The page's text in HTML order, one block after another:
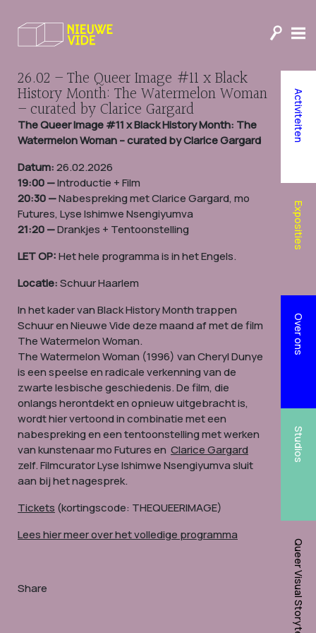
Humanity
Doneer aan Nieuwe Vide
26.02 – The Queer Image #11 x Black
History Month: The Watermelon Woman
– curated by Clarice Gargard
The Queer Image #11 x Black History Month: The
Watermelon Woman – curated by Clarice Gargard
Datum:26.02.2026
19:00 —Introductie + Film
20:30 —Nabespreking met Clarice Gargard, mo
Futures, Lyse Ishimwe Nsengiyumva
21:20 —Drankjes + Tentoonstelling
LET OP:Het hele programma is in het Engels.
Locatie:Schuur Haarlem
In het kader van Black History Month trappen
Schuur en Nieuwe Vide deze maand af met de film
The Watermelon Woman.
The Watermelon Woman (1996) van Cheryl Dunye
is een speelse en radicale verkenning van de
zwarte lesbische geschiedenis. De film, die
onlangs herontdekt en opnieuw uitgebracht is,
wordt hier vertoond in combinatie met een
nabespreking en een tentoonstelling met werken
van kunstenaar mo Futures en Clarice Gargard
zelf.Filmcurator Lyse Ishimwe Nsengiyumva sluit
aan bij het nagesprek.
Tickets (kortingscode: THEQUEERIMAGE)
Lees hier meer over het volledige programma
Share
Activiteiten
Exposities
Over ons
Studios